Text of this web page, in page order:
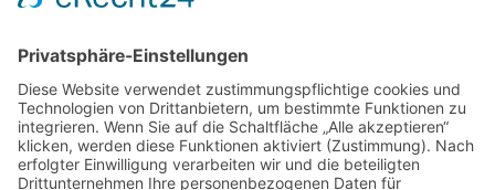
Mit dem Absenden der Anfrage erklären Sie sich mit
der Verarbeitung Ihrer Daten zum
Zweck der Bearbeitung Ihrer Anfrage einverstanden.
Weitere Informationen zur
Datenverarbeitung finden Sie in
derDatenschutzerklärung